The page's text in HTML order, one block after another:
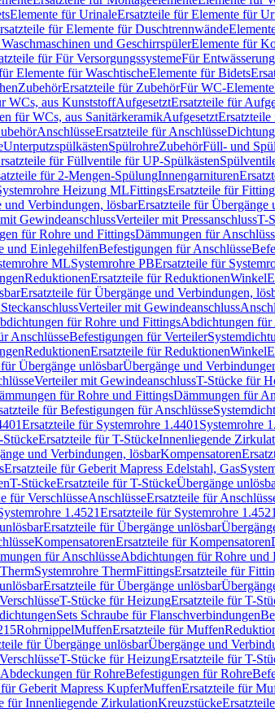
Elemente für UrinaleErsatzteile für Elemente für
für Elemente für Duschtrennwände
und GeschirrspülerElemente für
für Für VersorgungssystemeFür Entwässerung
Elemente für WaschtischeElemente für Bidets
ZubehörErsatzteile für ZubehörFür WC-Elemente
WCs, aus KunststoffAufgesetztErsatzteile für
für WCs, aus SanitärkeramikAufgesetzt
AnschlüsseErsatzteile für Anschlüsse
UnterputzspülkästenSpülrohreZubehörFüll- und
für Füllventile für UP-Spülkästen
für 2-Mengen-SpülungInnengarnituren
Heizung MLFittingsErsatzteile für
und Verbindungen, lösbarErsatzteile für Übergänge
GewindeanschlussVerteiler mit PressanschlussT-
für Rohre und FittingsDämmungen für
und EinlegehilfenBefestigungen für Anschlüsse
MLSystemrohre PBErsatzteile für
ReduktionenErsatzteile für ReduktionenWinkel
Ersatzteile für Übergänge und Verbindungen,
Verteiler mit Gewindeanschluss
für Rohre und FittingsAbdichtungen für
AnschlüsseBefestigungen für Verteiler
ReduktionenErsatzteile für ReduktionenWinkel
Übergänge unlösbarÜbergänge und
Verteiler mit GewindeanschlussT-Stücke für
für Rohre und FittingsDämmungen für
für Befestigungen für Anschlüsse
Ersatzteile für Systemrohre 1.4401 Systemrohre
StückeErsatzteile für T-StückeInnenliegende
und Verbindungen, lösbarKompensatoren
Ersatzteile für Geberit Mapress Edelstahl, Gas
T-StückeErsatzteile für T-StückeÜbergänge
für VerschlüsseAnschlüsseErsatzteile für
1.4521Ersatzteile für Systemrohre 1.4521
Ersatzteile für Übergänge unlösbar
KompensatorenErsatzteile für Kompensatoren
für AnschlüsseAbdichtungen für Rohre und
Systemrohre ThermFittingsErsatzteile für
Ersatzteile für Übergänge unlösbar
T-Stücke für HeizungErsatzteile für T-
Sets Schraube für Flanschverbindungen
RohrnippelMuffenErsatzteile für Muffen
für Übergänge unlösbarÜbergänge und
T-Stücke für HeizungErsatzteile für T-
Abdeckungen für RohreBefestigungen für Rohre
Geberit Mapress KupferMuffenErsatzteile für
für Innenliegende ZirkulationKreuzstücke